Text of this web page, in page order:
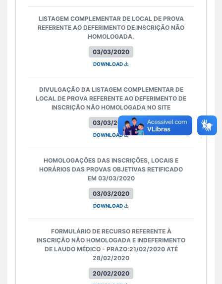
03/03/2020
LISTAGEM COMPLEMENTAR DE LOCAL DE PROVA
REFERENTE AO DEFERIMENTO DE INSCRIÇÃO NÃO
HOMOLOGADA.
DOWNLOAD
03/03/2020
DIVULGAÇÃO DA LISTAGEM COMPLEMENTAR DE
LOCAL DE PROVA REFERENTE AO DEFERIMENTO DE
INSCRIÇÃO NÃO HOMOLOGADA NO SITE
DOWNLOAD
03/03/2020
HOMOLOGAÇÕES DAS INSCRIÇÕES, LOCAIS E
HORÁRIOS DAS PROVAS OBJETIVAS RETIFICADO
EM 03/03/2020
DOWNLOAD
20/02/2020
FORMULÁRIO DE RECURSO REFERENTE À
INSCRIÇÃO NÃO HOMOLOGADA E INDEFERIMENTO
DE LAUDO MÉDICO - PRAZO:21/02/2020 ATÉ
28/02/2020